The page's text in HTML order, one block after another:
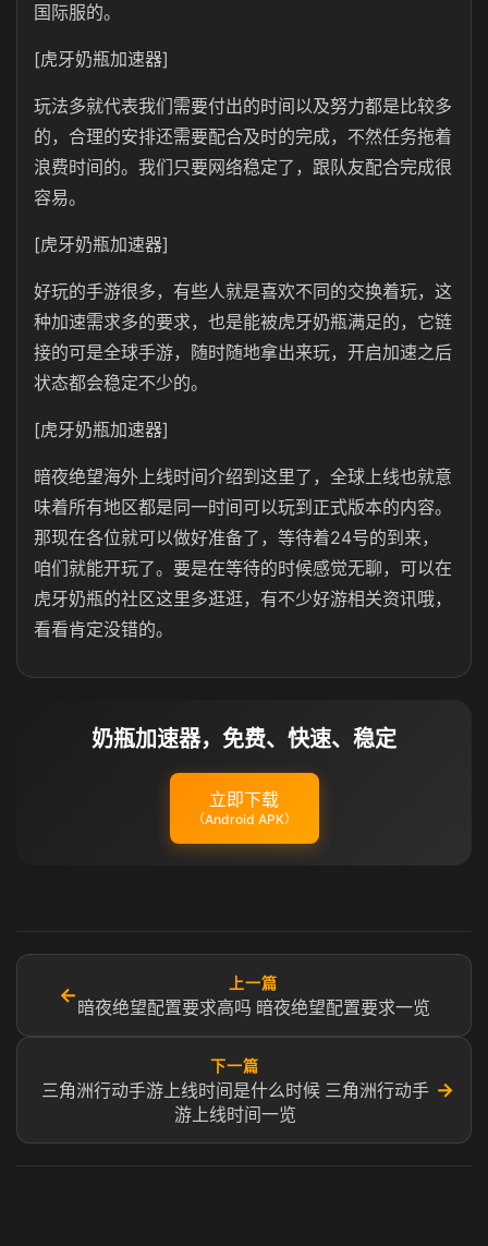
国际服的。
[虎牙奶瓶加速器]
玩法多就代表我们需要付出的时间以及努力都是比较多
的，合理的安排还需要配合及时的完成，不然任务拖着
浪费时间的。我们只要网络稳定了，跟队友配合完成很
容易。
[虎牙奶瓶加速器]
好玩的手游很多，有些人就是喜欢不同的交换着玩，这
种加速需求多的要求，也是能被虎牙奶瓶满足的，它链
接的可是全球手游，随时随地拿出来玩，开启加速之后
状态都会稳定不少的。
[虎牙奶瓶加速器]
暗夜绝望海外上线时间介绍到这里了，全球上线也就意
味着所有地区都是同一时间可以玩到正式版本的内容。
那现在各位就可以做好准备了，等待着24号的到来，
咱们就能开玩了。要是在等待的时候感觉无聊，可以在
虎牙奶瓶的社区这里多逛逛，有不少好游相关资讯哦，
看看肯定没错的。
奶瓶加速器，免费、快速、稳定
立即下载
（Android APK）
←
上一篇
暗夜绝望配置要求高吗 暗夜绝望配置要求一览
下一篇
三角洲行动手游上线时间是什么时候 三角洲行动手
游上线时间一览
→